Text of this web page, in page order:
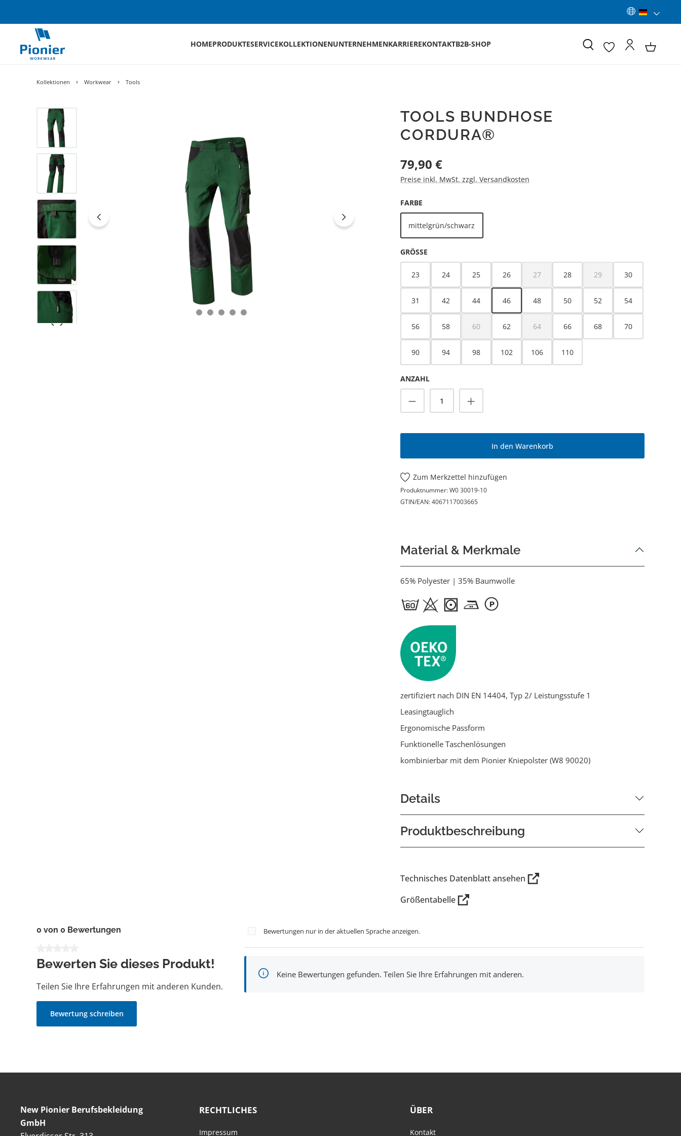
HOMEPRODUKTESERVICEKOLLEKTIONENUNTERNEHMENKARRIEREKONTAKTB2B-SHOP
Kollektionen Workwear Tools
Bildergalerie überspringen
TOOLS BUNDHOSE
CORDURA®
Regulärer Preis:
79,90 €
Preise inkl. MwSt. zzgl. Versandkosten
FARBEAUSWÄHLEN
mittelgrün/schwarz
GRÖSSE AUSWÄHLEN
23 24 25 26 27
(Diese Option ist zurzeit nicht verfügbar.)
28 29
(Diese Option ist zurzeit
30
31 42 44 46 48 50 52 54
56 58 60
(Diese Option ist zurzeit nicht verfügbar.)
62 64
(Diese Option ist zurzeit nicht verfügbar.)
66 68 70
90 94 98 102 106 110
ANZAHL
Produkt Anzahl: Gib den gewünschten Wert ein
In den Warenkorb
Zum Merkzettel hinzufügen
Produktnummer:W0 30019-10
GTIN/EAN:4067117003665
Material & Merkmale
65% Polyester | 35% Baumwolle
zertifiziert nach DIN EN 14404, Typ 2/ Leistungsstufe 1
Leasingtauglich
Ergonomische Passform
Funktionelle Taschenlösungen
kombinierbar mit dem Pionier Kniepolster (W8 90020)
Details
Produktbeschreibung
Technisches Datenblatt ansehen
Größentabelle
0 von 0 Bewertungen
Bewerten Sie dieses Produkt!
Teilen Sie Ihre Erfahrungen mit anderen Kunden.
Bewertung schreiben
Bewertungen nur in der aktuellen Sprache anzeigen.
Keine Bewertungen gefunden. Teilen Sie Ihre Erfahrungen mit anderen.
New Pionier Berufsbekleidung
GmbH
RECHTLICHES
Impressum
ÜBER
Kontakt